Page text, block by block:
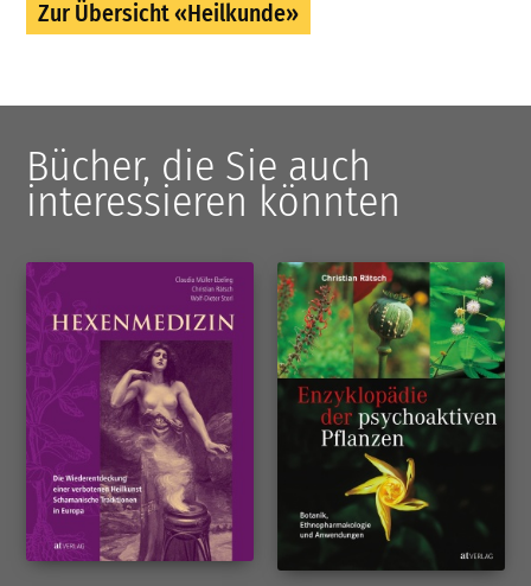
Zur Übersicht «Heilkunde»
Bücher, die Sie auch
interessieren könnten